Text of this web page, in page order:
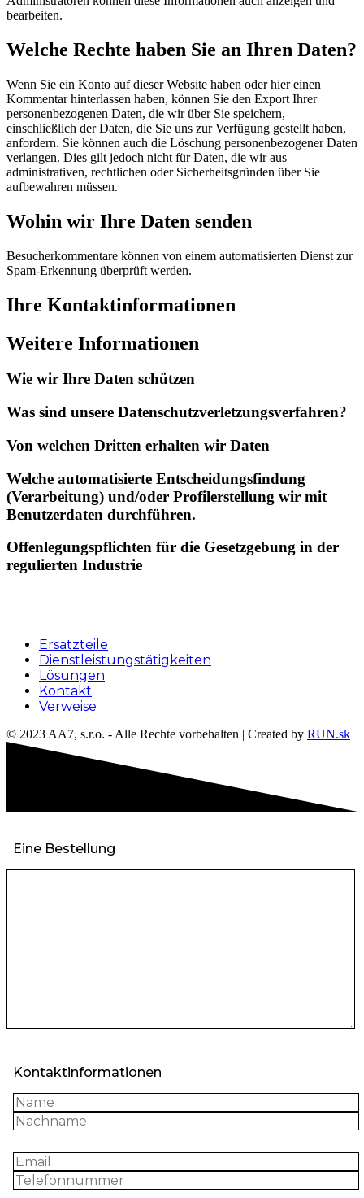
bearbeiten.
Welche Rechte haben Sie an Ihren Daten?
Wenn Sie ein Konto auf dieser Website haben oder hier einen
Kommentar hinterlassen haben, können Sie den Export Ihrer
personenbezogenen Daten, die wir über Sie speichern,
einschließlich der Daten, die Sie uns zur Verfügung gestellt haben,
anfordern. Sie können auch die Löschung personenbezogener Daten
verlangen. Dies gilt jedoch nicht für Daten, die wir aus
administrativen, rechtlichen oder Sicherheitsgründen über Sie
aufbewahren müssen.
Wohin wir Ihre Daten senden
Besucherkommentare können von einem automatisierten Dienst zur
Spam-Erkennung überprüft werden.
Ihre Kontaktinformationen
Weitere Informationen
Wie wir Ihre Daten schützen
Was sind unsere Datenschutzverletzungsverfahren?
Von welchen Dritten erhalten wir Daten
Welche automatisierte Entscheidungsfindung
(Verarbeitung) und/oder Profilerstellung wir mit
Benutzerdaten durchführen.
Offenlegungspflichten für die Gesetzgebung in der
regulierten Industrie
Ersatzteile
Dienstleistungstätigkeiten
Lösungen
Kontakt
Verweise
© 2023 AA7, s.r.o. - Alle Rechte vorbehalten | Created by RUN.sk
Eine Bestellung
Kontaktinformationen